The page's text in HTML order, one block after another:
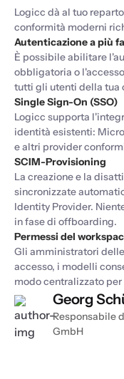
Logicc dà al tuo
conformità moderni
Autenticazione a più
È possibile abilitare
obbligatoria o
tutti gli utenti della tua
Single Sign-On (SSO)
Logicc supporta
identità esistenti:
e altri provider
SCIM-Provisioning
La creazione e la
sincronizzate
Identity Provider.
in fase di offboarding.
Permessi del
Gli amministratori
accesso, i modelli
modo centralizzato
Georg
Responsabile
GmbH